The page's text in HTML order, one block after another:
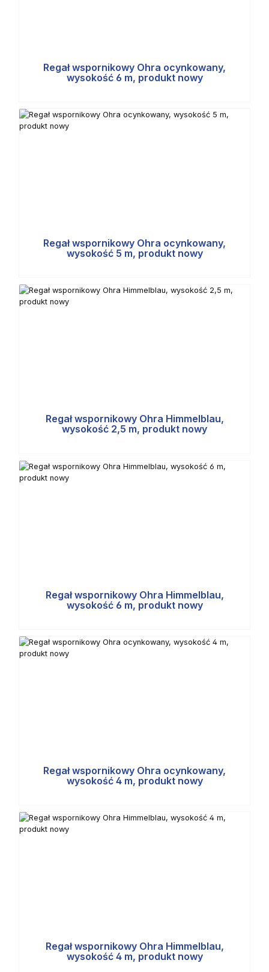
Regał wspornikowy Ohra ocynkowany,
wysokość 6 m, produkt nowy
Regał wspornikowy Ohra ocynkowany,
wysokość 5 m, produkt nowy
Regał wspornikowy Ohra Himmelblau,
wysokość 2,5 m, produkt nowy
Regał wspornikowy Ohra Himmelblau,
wysokość 6 m, produkt nowy
Regał wspornikowy Ohra ocynkowany,
wysokość 4 m, produkt nowy
Regał wspornikowy Ohra Himmelblau,
wysokość 4 m, produkt nowy